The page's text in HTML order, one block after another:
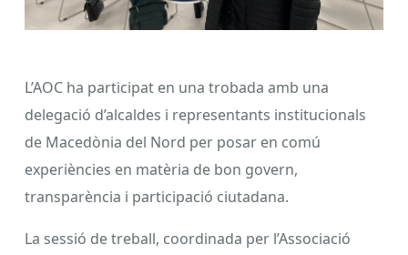
L’AOC ha participat en una trobada amb una
delegació d’alcaldes i representants institucionals
de Macedònia del Nord per posar en comú
experiències en matèria de bon govern,
transparència i participació ciutadana.
La sessió de treball, coordinada per l’Associació